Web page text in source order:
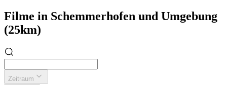
Filme in Schemmerhofen und Umgebung
(25km)
Zeitraum